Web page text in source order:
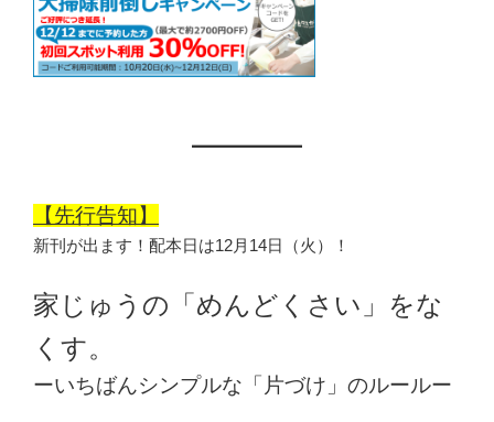
【先行告知】
新刊が出ます！配本日は12月14日（火）！
家じゅうの「めんどくさい」をな
くす。
ーいちばんシンプルな「片づけ」のルールー